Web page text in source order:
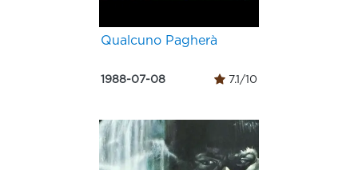
Qualcuno Pagherà
1988-07-08 7.1/10